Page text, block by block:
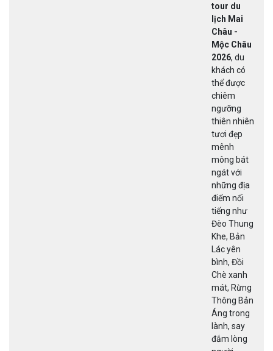
tour du
lịch Mai
Châu -
Mộc Châu
2026, du
khách có
thể được
chiêm
ngưỡng
thiên nhiên
tươi đẹp
mênh
mông bát
ngát với
những địa
điểm nổi
tiếng như
Đèo Thung
Khe, Bản
Lác yên
bình, Đồi
Chè xanh
mát, Rừng
Thông Bản
Áng trong
lành, say
đắm lòng